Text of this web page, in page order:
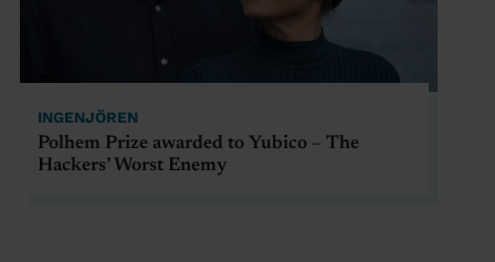
INGENJÖREN
Polhem Prize awarded to Yubico – The
Hackers’ Worst Enemy